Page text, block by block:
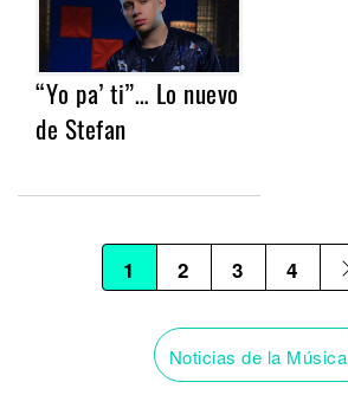
“Yo pa’ ti”… Lo nuevo
de Stefan
1 2 3 4
Noticias de la Música